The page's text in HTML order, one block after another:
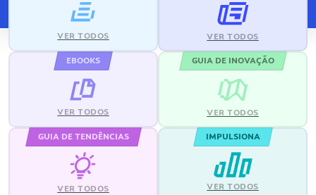
VER TODOS VER TODOS
EBOOKS
VER TODOS
GUIA DE INOVAÇÃO
VER TODOS
GUIA DE TENDÊNCIAS
VER TODOS
IMPULSIONA
VER TODOS